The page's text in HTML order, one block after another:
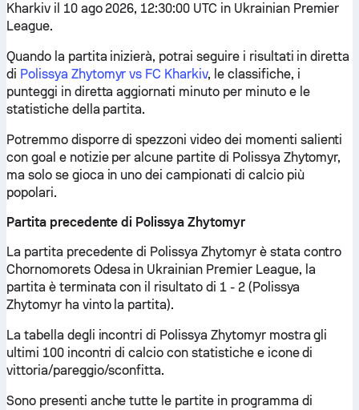
Kharkiv il 10 ago 2026, 12:30:00 UTC in Ukrainian Premier
League.
Quando la partita inizierà, potrai seguire i risultati in diretta
di Polissya Zhytomyr vs FC Kharkiv, le classifiche, i
punteggi in diretta aggiornati minuto per minuto e le
statistiche della partita.
Potremmo disporre di spezzoni video dei momenti salienti
con goal e notizie per alcune partite di Polissya Zhytomyr,
ma solo se gioca in uno dei campionati di calcio più
popolari.
Partita precedente di Polissya Zhytomyr
La partita precedente di Polissya Zhytomyr è stata contro
Chornomorets Odesa in Ukrainian Premier League, la
partita è terminata con il risultato di 1 - 2 (Polissya
Zhytomyr ha vinto la partita).
La tabella degli incontri di Polissya Zhytomyr mostra gli
ultimi 100 incontri di calcio con statistiche e icone di
vittoria/pareggio/sconfitta.
Sono presenti anche tutte le partite in programma di